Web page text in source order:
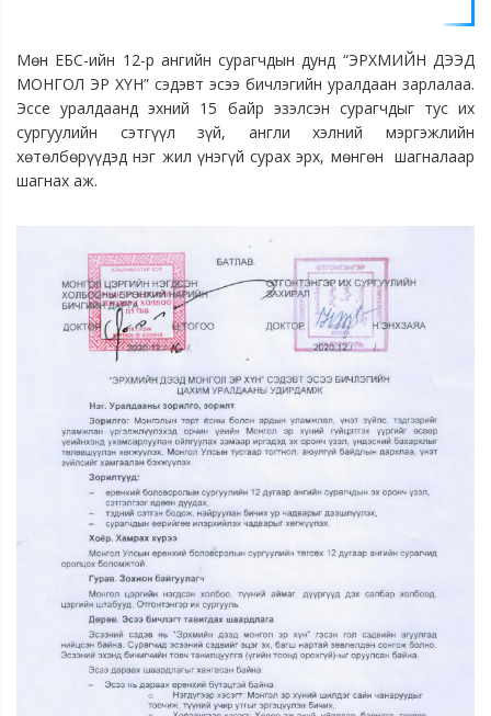
Мөн ЕБС-ийн 12-р ангийн сурагчдын дунд “ЭРХМИЙН ДЭЭД
МОНГОЛ ЭР ХҮН” сэдэвт эсээ бичлэгийн уралдаан зарлалаа.
Эссе уралдаанд эхний 15 байр эзэлсэн сурагчдыг тус их
сургуулийн сэтгүүл зүй, англи хэлний мэргэжлийн
хөтөлбөрүүдэд нэг жил үнэгүй сурах эрх, мөнгөн шагналаар
шагнах аж.